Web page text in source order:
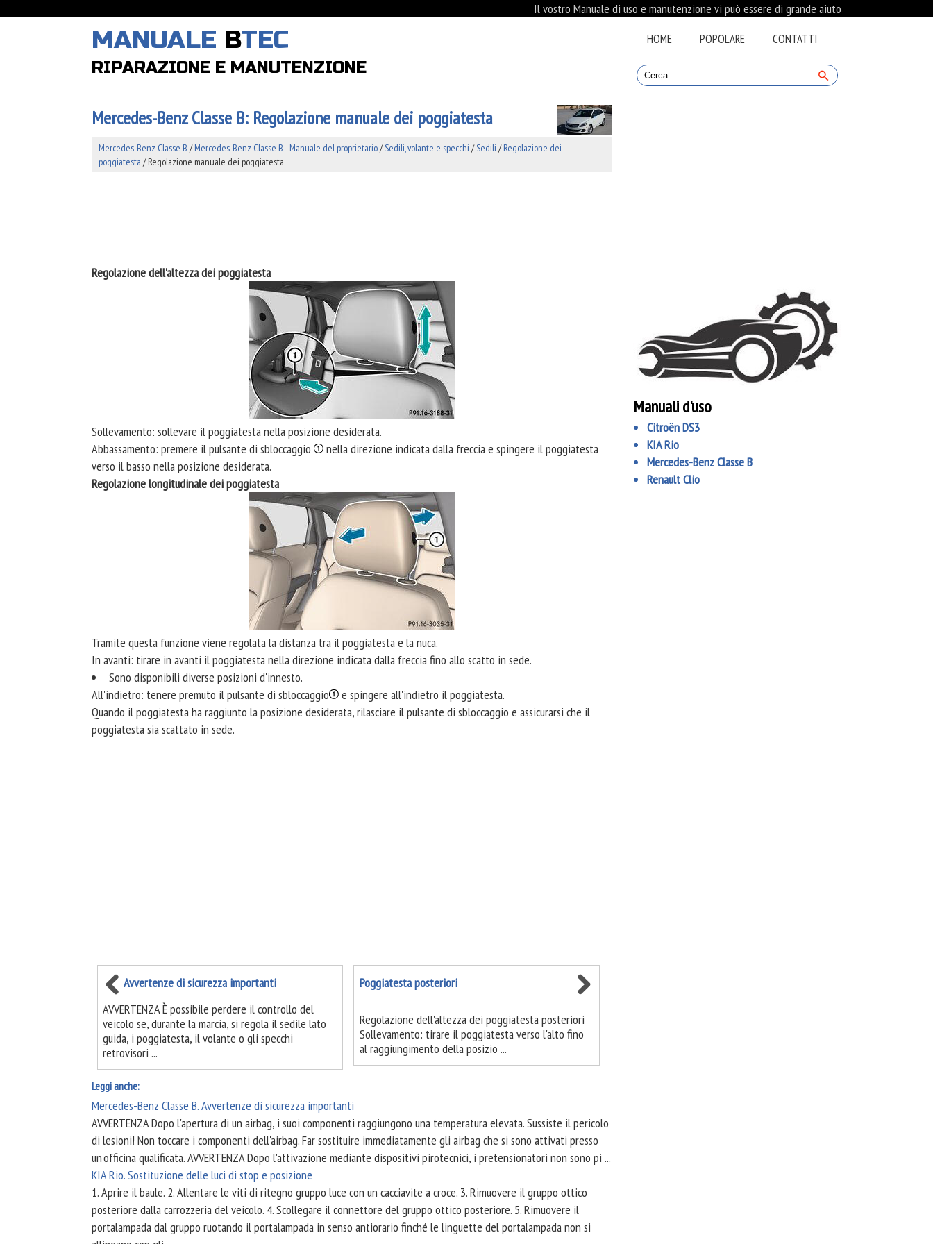
Il vostro Manuale di uso e manutenzione vi può essere di grande aiuto
MANUALE BTEC
RIPARAZIONE E MANUTENZIONE
HOME POPOLARE CONTATTI
Mercedes-Benz Classe B: Regolazione manuale dei poggiatesta
Mercedes-Benz Classe B /Mercedes-Benz Classe B - Manuale del proprietario/Sedili, volante e specchi /Sedili /Regolazione dei
poggiatesta / Regolazione manuale dei poggiatesta
Regolazione dell'altezza dei poggiatesta
Sollevamento: sollevare il poggiatesta nella posizione desiderata.
Abbassamento: premere il pulsante di sbloccaggio
nella direzione indicata dalla freccia e spingere il poggiatesta
verso il basso nella posizione desiderata.
Regolazione longitudinale dei poggiatesta
Tramite questa funzione viene regolata la distanza tra il poggiatesta e la nuca.
In avanti: tirare in avanti il poggiatesta nella direzione indicata dalla freccia fino allo scatto in sede.
Sono disponibili diverse posizioni d'innesto.
All'indietro: tenere premuto il pulsante di sbloccaggio
e spingere all'indietro il poggiatesta.
Quando il poggiatesta ha raggiunto la posizione desiderata, rilasciare il pulsante di sbloccaggio e assicurarsi che il
poggiatesta sia scattato in sede.
Avvertenze di sicurezza importanti
AVVERTENZA È possibile perdere il controllo del
veicolo se, durante la marcia, si regola il sedile lato
guida, i poggiatesta, il volante o gli specchi
retrovisori ...
Poggiatesta posteriori
Regolazione dell'altezza dei poggiatesta posteriori
Sollevamento: tirare il poggiatesta verso l'alto fino
al raggiungimento della posizio ...
Leggi anche:
Mercedes-Benz Classe B. Avvertenze di sicurezza importanti
AVVERTENZA Dopo l'apertura di un airbag, i suoi componenti raggiungono una temperatura elevata. Sussiste il pericolo
di lesioni! Non toccare i componenti dell'airbag. Far sostituire immediatamente gli airbag che si sono attivati presso
un'officina qualificata. AVVERTENZA Dopo l'attivazione mediante dispositivi pirotecnici, i pretensionatori non sono pi ...
KIA Rio. Sostituzione delle luci di stop e posizione
1. Aprire il baule. 2. Allentare le viti di ritegno gruppo luce con un cacciavite a croce. 3. Rimuovere il gruppo ottico
posteriore dalla carrozzeria del veicolo. 4. Scollegare il connettore del gruppo ottico posteriore. 5. Rimuovere il
portalampada dal gruppo ruotando il portalampada in senso antiorario finché le linguette del portalampada non si
Manuali d'uso
Citroën DS3
KIA Rio
Mercedes-Benz Classe B
Renault Clio